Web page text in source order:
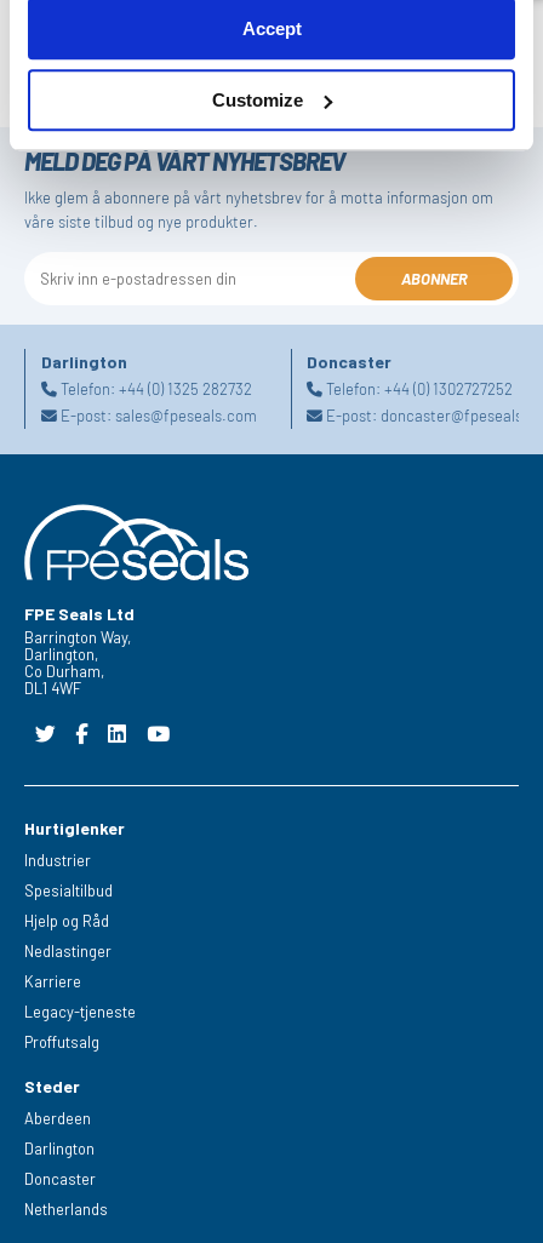
Accept
Customize
GRASSO® Pump Seal - GS-WS
MELD DEG PÅ VÅRT NYHETSBREV
Ikke glem å abonnere på vårt nyhetsbrev for å motta informasjon om
våre siste tilbud og nye produkter.
ABONNER
Darlington
Telefon: +44 (0) 1325 282732
E-post: sales@fpeseals.com
Doncaster
Telefon:+44 (0) 1302727252
E-post:
FPE Seals Ltd
Barrington Way,
Darlington,
Co Durham,
DL1 4WF
Hurtiglenker
Industrier
Spesialtilbud
Hjelp og Råd
Nedlastinger
Karriere
Legacy-tjeneste
Proffutsalg
Steder
Aberdeen
Darlington
Doncaster
Netherlands